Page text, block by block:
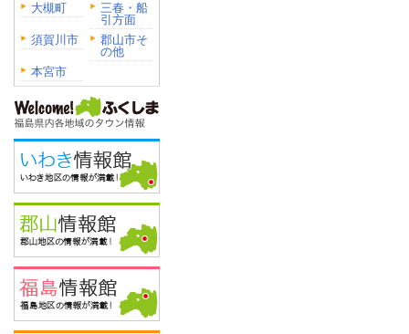
大槻町
三春・船
引方面
須賀川市
郡山市そ
の他
本宮市